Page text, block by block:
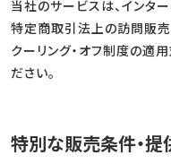
当社のサービスは、インタ
特定商取引法上の訪問販
クーリング・オフ制度の適
ださい。
特別な販売条件・提